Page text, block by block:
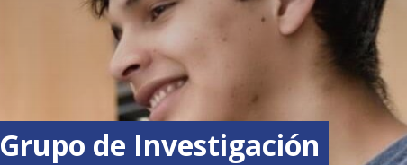
Grupo de Investigación